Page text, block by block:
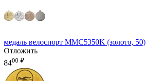
медаль велоспорт MMC5350K (золото, 50)
Отложить
8400 ₽